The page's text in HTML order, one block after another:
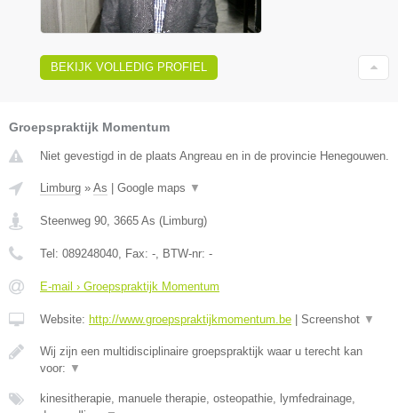
BEKIJK VOLLEDIG PROFIEL
Groepspraktijk Momentum
Niet gevestigd in de plaats Angreau en in de provincie Henegouwen.
Limburg » As | Google maps ▼
Steenweg 90 3665 As (Limburg)
Tel: 089248040 , Fax: - , BTW-nr: -
E-mail › Groepspraktijk Momentum
Website: http://www.groepspraktijkmomentum.be | Screenshot ▼
Wij zijn een multidisciplinaire groepspraktijk waar u terecht kan
voor: ▼
kinesitherapie, manuele therapie, osteopathie, lymfedrainage,